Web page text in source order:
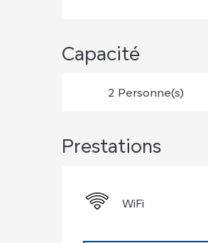
Capacité
2 Personne(s)
Prestations
WiFi